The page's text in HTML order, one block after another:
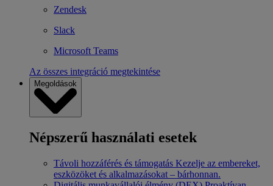
Zendesk
Slack
Microsoft Teams
Az összes integráció megtekintése
Megoldások
Népszerű használati esetek
Távoli hozzáférés és támogatás Kezelje az embereket,
eszközöket és alkalmazásokat – bárhonnan.